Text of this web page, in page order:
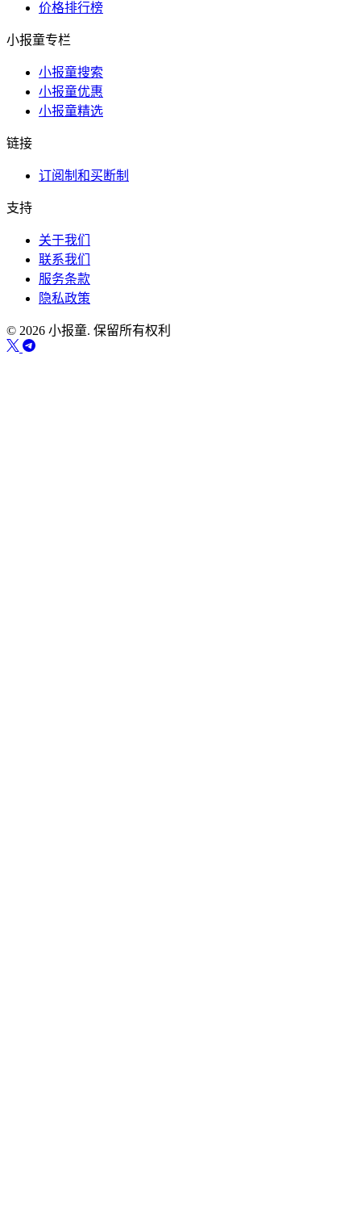
价格排行榜
小报童专栏
小报童搜索
小报童优惠
小报童精选
链接
订阅制和买断制
支持
关于我们
联系我们
服务条款
隐私政策
© 2026 小报童. 保留所有权利